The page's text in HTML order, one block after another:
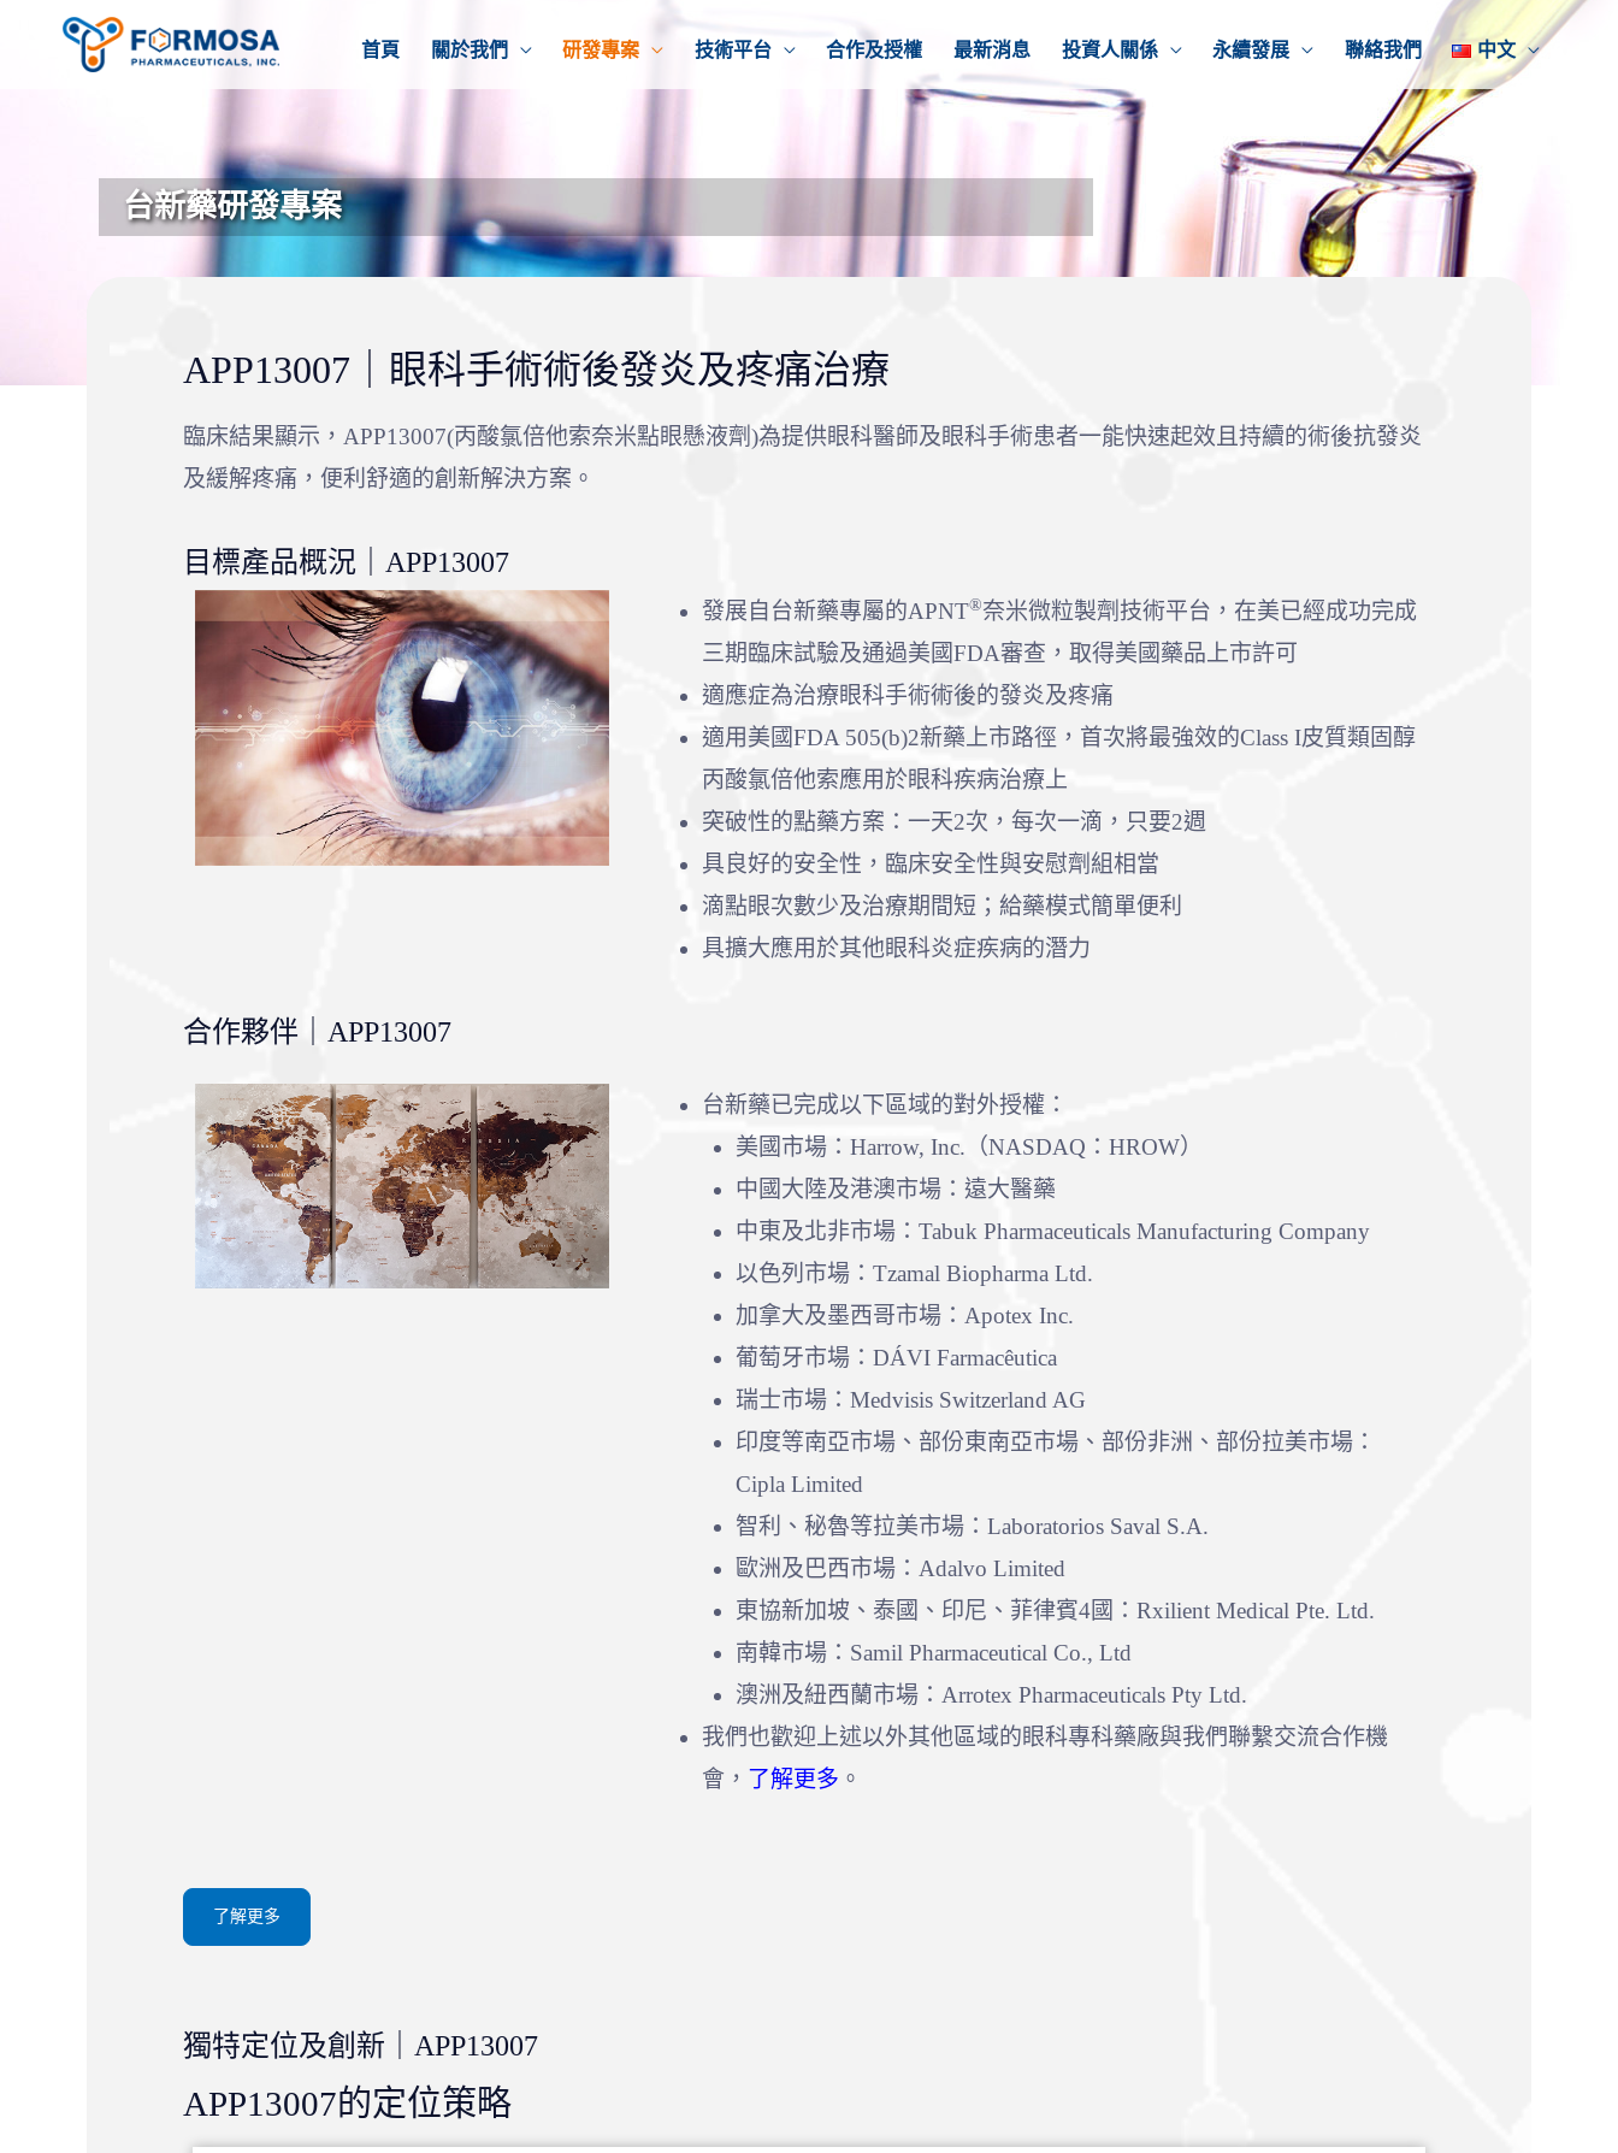
首頁 關於我們 研發專案 技術平台 合作及授權 最新消息 投資人關係 永續發展 聯絡我們 中文
台新藥研發專案
APP13007｜眼科手術術後發炎及疼痛治療
臨床結果顯示，APP13007(丙酸氯倍他索奈米點眼懸液劑)為提供眼科醫師及眼科手術患者一能快速起效且持續的術後抗發炎
及緩解疼痛，便利舒適的創新解決方案。
目標產品概況｜APP13007
發展自台新藥專屬的APNT®奈米微粒製劑技術平台，在美已經成功完成
三期臨床試驗及通過美國FDA審查，取得美國藥品上市許可
適應症為治療眼科手術術後的發炎及疼痛
適用美國FDA 505(b)2新藥上市路徑，首次將最強效的Class I皮質類固醇
丙酸氯倍他索應用於眼科疾病治療上
突破性的點藥方案：一天2次，每次一滴，只要2週
具良好的安全性，臨床安全性與安慰劑組相當
滴點眼次數少及治療期間短；給藥模式簡單便利
具擴大應用於其他眼科炎症疾病的潛力
合作夥伴｜APP13007
台新藥已完成以下區域的對外授權：
美國市場：Harrow, Inc.（NASDAQ：HROW）
中國大陸及港澳市場：遠大醫藥
中東及北非市場：Tabuk Pharmaceuticals Manufacturing Company
以色列市場：Tzamal Biopharma Ltd.
加拿大及墨西哥市場：Apotex Inc.
葡萄牙市場：DÁVI Farmacêutica
瑞士市場：Medvisis Switzerland AG
印度等南亞市場、部份東南亞市場、部份非洲、部份拉美市場：
Cipla Limited
智利、秘魯等拉美市場：Laboratorios Saval S.A.
歐洲及巴西市場：Adalvo Limited
東協新加坡、泰國、印尼、菲律賓4國：Rxilient Medical Pte. Ltd.
南韓市場：Samil Pharmaceutical Co., Ltd
澳洲及紐西蘭市場：Arrotex Pharmaceuticals Pty Ltd.
我們也歡迎上述以外其他區域的眼科專科藥廠與我們聯繫交流合作機
會， 了解更多 。
了解更多
獨特定位及創新｜APP13007
APP13007的定位策略